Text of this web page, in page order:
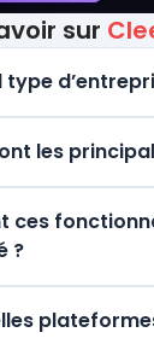
sur
type
les
ces
?